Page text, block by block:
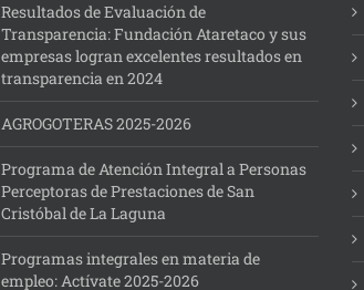
Resultados de Evaluación de
Transparencia: Fundación Ataretaco y sus
empresas logran excelentes resultados en
transparencia en 2024
AGROGOTERAS 2025-2026
Programa de Atención Integral a Personas
Perceptoras de Prestaciones de San
Cristóbal de La Laguna
Programas integrales en materia de
empleo: Actívate 2025-2026